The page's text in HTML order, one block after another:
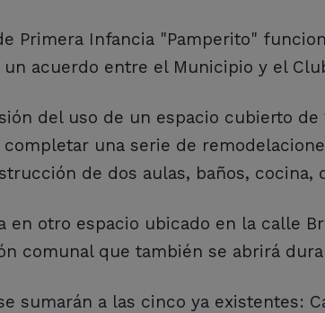
Primera Infancia "Pamperito"
acuerdo entre el Municipio y el
del uso de un espacio cubierto de
una serie de
de dos aulas, baños, cocina,
en otro espacio ubicado en la calle
comunal que también se abrirá
sumarán a las cinco ya existentes: